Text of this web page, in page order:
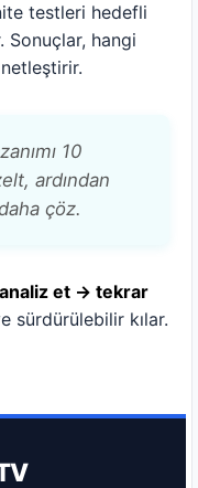
testleri hedefli
Sonuçlar, hangi
10
ardından
çöz.
et → tekrar
sürdürülebilir kılar.